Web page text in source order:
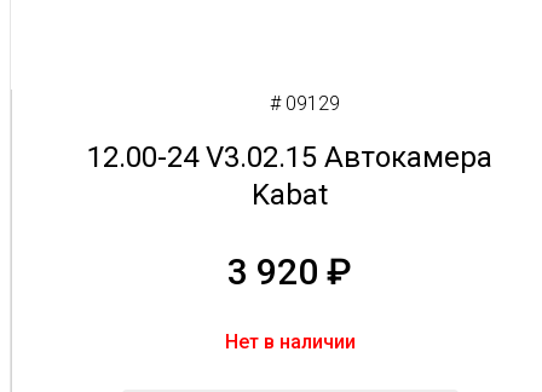
# 09129
12.00-24 V3.02.15 Автокамера
Kabat
3 920 ₽
Нет в наличии